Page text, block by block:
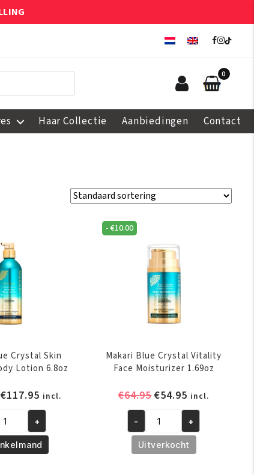
0
Haar Collectie Aanbiedingen Contact
Crystal Skin
Lotion 6.8oz
Oorspronkelijke
was:
€119.95.
€117.95 Huidige
prijs
€117.95.
incl.
+
- €10.00
Makari Blue Crystal Vitality
Face Moisturizer 1.69oz
€64.95Oorspronkelijke
was:
€64.95.
€54.95 Huidige
prijs
is:
€54.95.
incl.
Makari
Blue
Crystal
- +
Uitverkocht